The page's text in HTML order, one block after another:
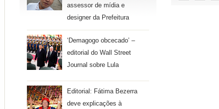
assessor de mídia e
designer da Prefeitura
‘Demagogo obcecado’ –
editorial do Wall Street
Journal sobre Lula
Editorial: Fátima Bezerra
deve explicações à